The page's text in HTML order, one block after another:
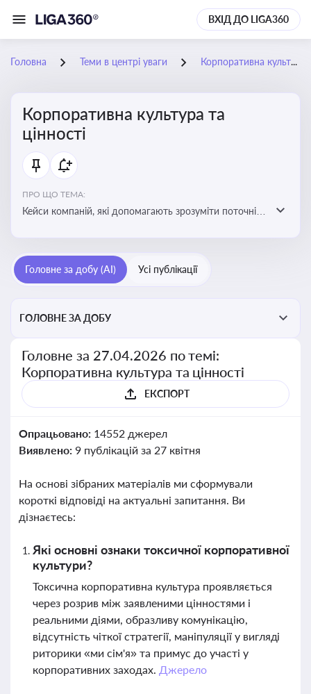
ВХІД ДО LIGA360
Головна Теми в центрі уваги Корпоративна культура та цінності
Корпоративна культура та
цінності
ПРО ЩО ТЕМА:
Кейси компаній, які допомагають зрозуміти поточні
бізнес-середовища
Головне за добу (AI) Усі публікації
ГОЛОВНЕ ЗА ДОБУ
Головне за 27.04.2026 по темі:
Корпоративна культура та цінності
ЕКСПОРТ
Опрацьовано: 14552 джерел
Виявлено: 9 публікацій за 27 квітня
На основі зібраних матеріалів ми сформували
короткі відповіді на актуальні запитання. Ви
дізнаєтесь:
Які основні ознаки токсичної корпоративної
культури?
Токсична корпоративна культура проявляється
через розрив між заявленими цінностями і
реальними діями, образливу комунікацію,
відсутність чіткої стратегії, маніпуляції у вигляді
риторики «ми сім'я» та примус до участі у
корпоративних заходах. Джерело